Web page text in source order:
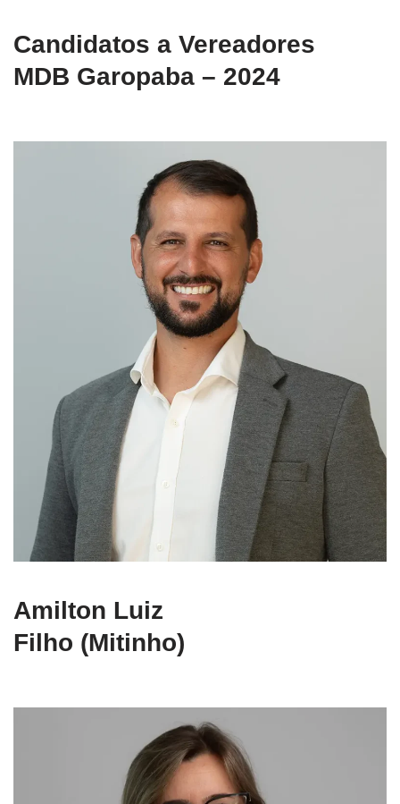
Candidatos a Vereadores
MDB Garopaba – 2024
Amilton Luiz
Filho (Mitinho)